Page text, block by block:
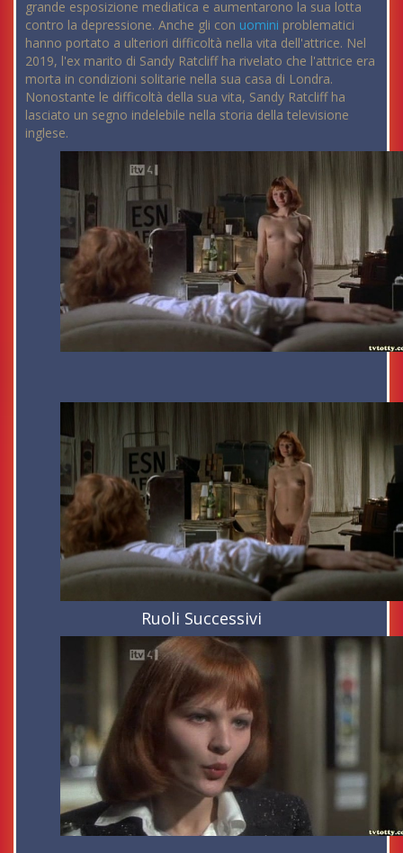
grande esposizione mediatica e aumentarono la sua lotta
contro la depressione. Anche gli con uomini problematici
hanno portato a ulteriori difficoltà nella vita dell'attrice. Nel
2019, l'ex marito di Sandy Ratcliff ha rivelato che l'attrice era
morta in condizioni solitarie nella sua casa di Londra.
Nonostante le difficoltà della sua vita, Sandy Ratcliff ha
lasciato un segno indelebile nella storia della televisione
inglese.
Ruoli Successivi